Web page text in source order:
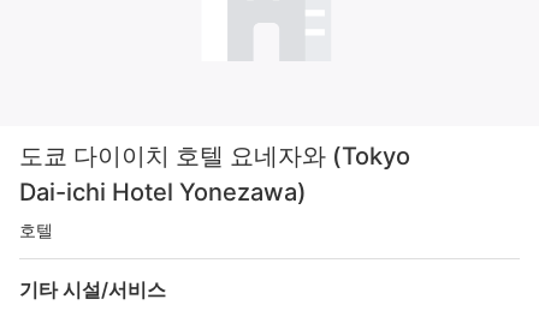
도쿄 다이이치 호텔 요네자와 (Tokyo
Dai-ichi Hotel Yonezawa)
호텔
기타 시설/서비스